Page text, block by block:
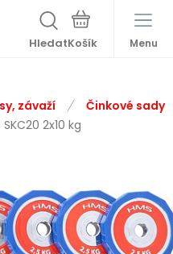
Hledat Menu
závaží
Činkové sady
2x10 kg